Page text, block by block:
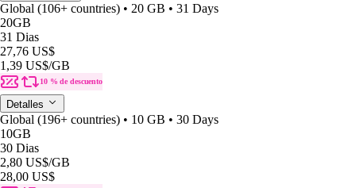
Global (106+ countries) • 20 GB • 31 Days
20GB
31 Dias
27,76 US$
1,39 US$/GB
10 % de descuento
Detalles
Global (196+ countries) • 10 GB • 30 Days
10GB
30 Dias
2,80 US$/GB
28,00 US$